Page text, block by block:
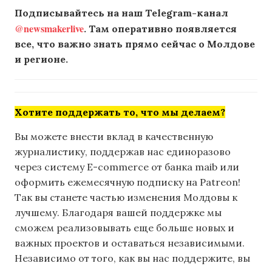
Подписывайтесь на наш Telegram-канал
@newsmakerlive. Там оперативно появляется
все, что важно знать прямо сейчас о Молдове
и регионе.
Хотите поддержать то, что мы делаем?
Вы можете внести вклад в качественную
журналистику, поддержав нас единоразово
через систему E-commerce от банка maib или
оформить ежемесячную подписку на Patreon!
Так вы станете частью изменения Молдовы к
лучшему. Благодаря вашей поддержке мы
сможем реализовывать еще больше новых и
важных проектов и оставаться независимыми.
Независимо от того, как вы нас поддержите, вы